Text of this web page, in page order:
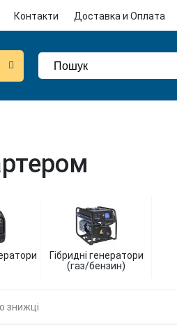
Контакти Доставка и Оплата
Гібридні генератори
(газ/бензин)
знижці